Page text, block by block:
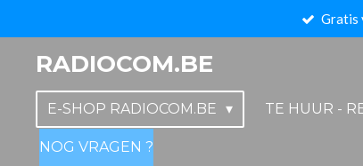
hoofdinhoud
Gratis
RADIOCOM.BE
E-SHOP RADIOCOM.BE TE HUUR -
NOG VRAGEN ?